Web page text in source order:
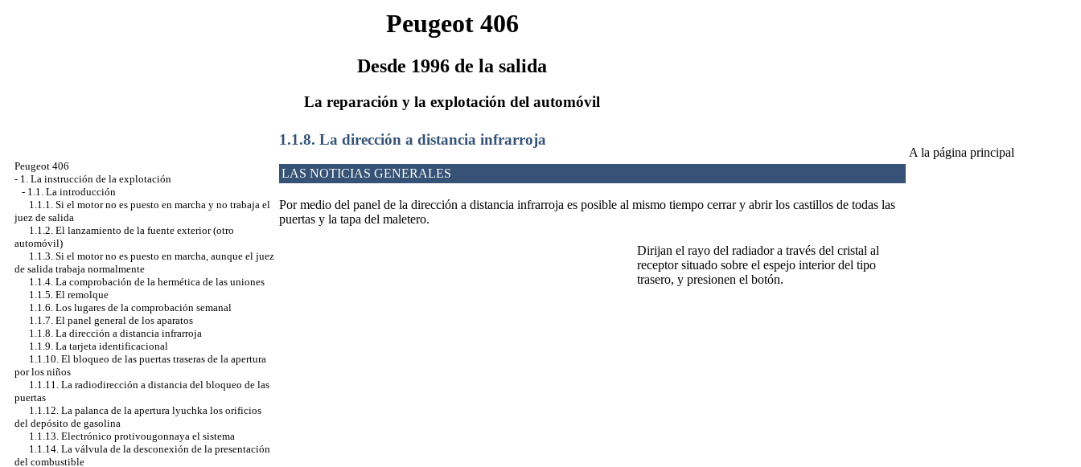
Peugeot 406
Desde 1996 de la salida
La reparación y la explotación del automóvil
Peugeot 406
- 1. La instrucción de la explotación
- 1.1. La introducción
1.1.1. Si el motor no es puesto en marcha y no trabaja el
juez de salida
1.1.2. El lanzamiento de la fuente exterior (otro
automóvil)
1.1.3. Si el motor no es puesto en marcha, aunque el juez
de salida trabaja normalmente
1.1.4. La comprobación de la hermética de las uniones
1.1.5. El remolque
1.1.6. Los lugares de la comprobación semanal
1.1.7. El panel general de los aparatos
1.1.8. La dirección a distancia infrarroja
1.1.9. La tarjeta identificacional
1.1.10. El bloqueo de las puertas traseras de la apertura
por los niños
1.1.11. La radiodirección a distancia del bloqueo de las
puertas
1.1.12. La palanca de la apertura lyuchka los orificios
del depósito de gasolina
1.1.13. Electrónico protivougonnaya el sistema
1.1.14. La válvula de la desconexión de la presentación
del combustible
1.1.8. La dirección a distancia infrarroja
LAS NOTICIAS GENERALES
Por medio del panel de la dirección a distancia infrarroja es posible al mismo tiempo cerrar y abrir los castillos de todas las
puertas y la tapa del maletero.
Dirijan el rayo del radiador a través del cristal al
receptor situado sobre el espejo interior del tipo
trasero, y presionen el botón.
A la página principal